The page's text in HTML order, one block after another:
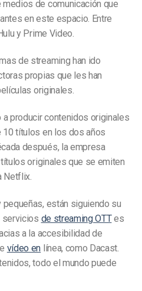
de comunicación que
en este espacio. Entre
y Prime Video.
de streaming han ido
propias que les han
originales.
producir contenidos originales
10 títulos en los dos años
después, la empresa
originales que se emiten
Netflix.
están siguiendo su
servicios de streaming OTTes
a la accesibilidad de
vídeo en línea, como Dacast.
todo el mundo puede